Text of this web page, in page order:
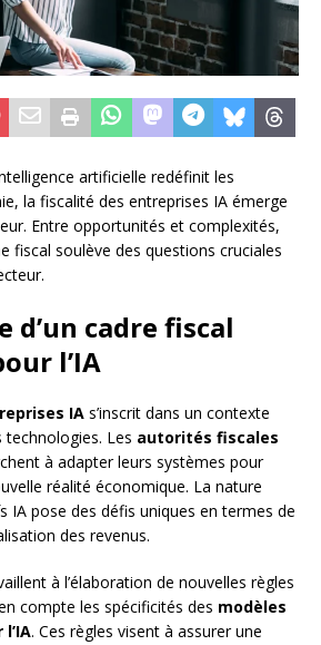
artificielle redéfinit les
la fiscalité des entreprises IA émerge
Entre opportunités et complexités,
fiscal soulève des questions cruciales
d’un cadre fiscal
l’IA
IA s’inscrit dans un contexte
technologies. Les autorités fiscales
à adapter leurs systèmes pour
réalité économique. La nature
IA pose des défis uniques en termes de
des revenus.
à l’élaboration de nouvelles règles
compte les spécificités des modèles
. Ces règles visent à assurer une